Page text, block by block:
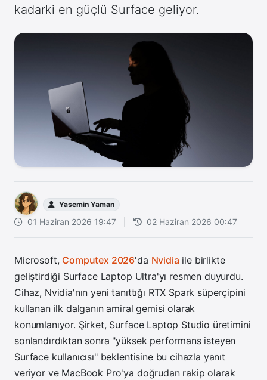
kadarki en güçlü Surface geliyor.
Yasemin Yaman
01 Haziran 2026 19:47 02 Haziran 2026 00:47
Microsoft, Computex 2026'da Nvidia ile birlikte
geliştirdiği Surface Laptop Ultra'yı resmen duyurdu.
Cihaz, Nvidia'nın yeni tanıttığı RTX Spark süperçipini
kullanan ilk dalganın amiral gemisi olarak
konumlanıyor. Şirket, Surface Laptop Studio üretimini
sonlandırdıktan sonra "yüksek performans isteyen
Surface kullanıcısı" beklentisine bu cihazla yanıt
veriyor ve MacBook Pro'ya doğrudan rakip olarak